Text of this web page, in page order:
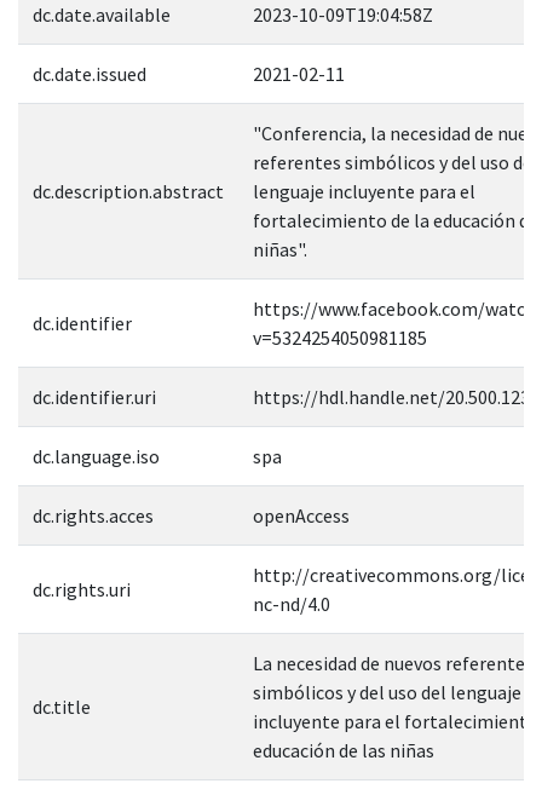
dc.date.available 2023-10-09T19:04:58Z
dc.date.issued 2021-02-11
dc.description.abstract
"Conferencia, la necesidad de
referentes simbólicos y del uso del
lenguaje incluyente para el
fortalecimiento de la educación de
niñas".
dc.identifier
https://www.facebook.com/
v=5324254050981185
dc.identifier.uri https://hdl.handle.net/
dc.language.iso spa
dc.rights.acces openAccess
dc.rights.uri
http://creativecommons.org/
nc-nd/4.0
dc.title
La necesidad de nuevos referentes
simbólicos y del uso del lenguaje
incluyente para el fortalecimiento
educación de las niñas